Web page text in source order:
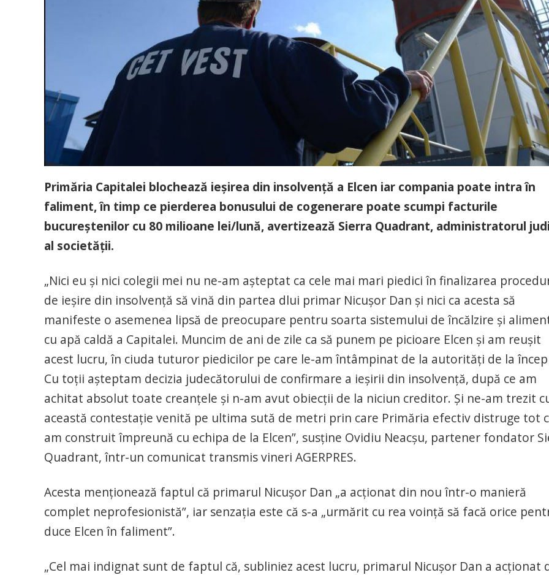
Primăria Capitalei blochează ieşirea din insolvenţă a Elcen iar compania poate intra în
faliment, în timp ce pierderea bonusului de cogenerare poate scumpi facturile
bucureştenilor cu 80 milioane lei/lună, avertizează Sierra Quadrant, administratorul
al societăţii.
„Nici eu şi nici colegii mei nu ne-am aşteptat ca cele mai mari piedici în finalizarea
de ieşire din insolvenţă să vină din partea dlui primar Nicuşor Dan şi nici ca acesta să
manifeste o asemenea lipsă de preocupare pentru soarta sistemului de încălzire şi
cu apă caldă a Capitalei. Muncim de ani de zile ca să punem pe picioare Elcen şi am reuşit
acest lucru, în ciuda tuturor piedicilor pe care le-am întâmpinat de la autorităţi de la
Cu toţii aşteptam decizia judecătorului de confirmare a ieşirii din insolvenţă, după ce am
achitat absolut toate creanţele şi n-am avut obiecţii de la niciun creditor. Şi ne-am trezit
această contestaţie venită pe ultima sută de metri prin care Primăria efectiv distruge tot
am construit împreună cu echipa de la Elcen”, susţine Ovidiu Neacşu, partener fondator
Quadrant, într-un comunicat transmis vineri AGERPRES.
Acesta menţionează faptul că primarul Nicuşor Dan „a acţionat din nou într-o manieră
complet neprofesionistă”, iar senzaţia este că s-a „urmărit cu rea voinţă să facă orice
duce Elcen în faliment”.
„Cel mai indignat sunt de faptul că, subliniez acest lucru, primarul Nicuşor Dan a acţionat